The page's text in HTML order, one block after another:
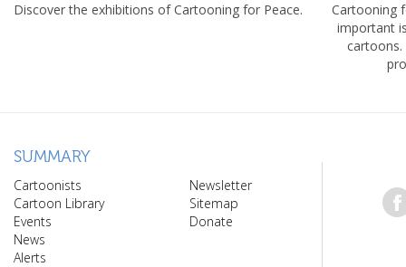
Discover the exhibitions of Cartooning for Peace.
Cartooning
important
cartoons.
SUMMARY
Cartoonists
Cartoon Library
Events
News
Alerts
Newsletter
Sitemap
Donate